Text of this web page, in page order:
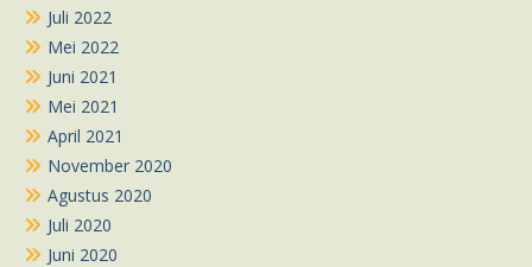
Juli 2022
Mei 2022
Juni 2021
Mei 2021
April 2021
November 2020
Agustus 2020
Juli 2020
Juni 2020